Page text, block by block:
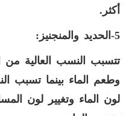
أكثر.
5-الحديد والمنجنيز:
تتسبب النسب العالية من
وطعم الماء بينما تسبب
لون الماء وتغيير لون